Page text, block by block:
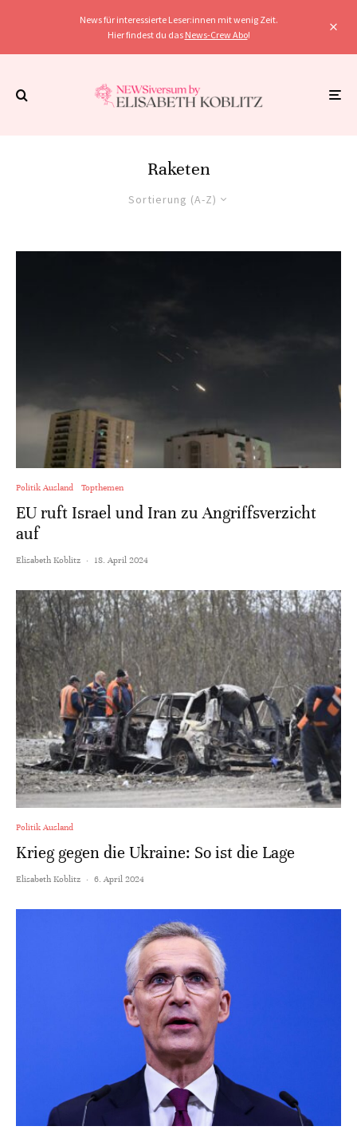
News für interessierte Leser:innen mit wenig Zeit.
Hier findest du das News-Crew Abo!
Raketen
Sortierung (A-Z)
Politik Ausland Topthemen
EU ruft Israel und Iran zu Angriffsverzicht
auf
Elisabeth Koblitz · 18. April 2024
Politik Ausland
Krieg gegen die Ukraine: So ist die Lage
Elisabeth Koblitz · 6. April 2024